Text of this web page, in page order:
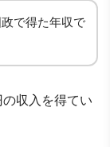
で得た年収で
収入を得てい